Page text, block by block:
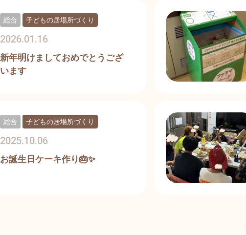
新年明けましておめでとうござ
います
2026.01.16
総合 子どもの居場所づくり
お誕生日ケーキ作り🎂✨
2025.10.06
総合 子どもの居場所づくり